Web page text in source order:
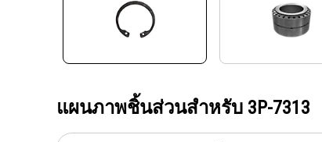
แผนภาพชิ้นส่วนสำหรับ 3P-7313